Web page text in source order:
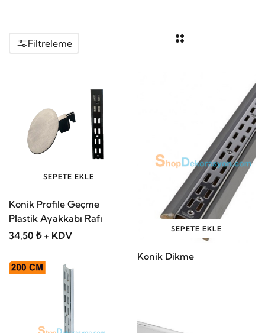
Filtreleme
SEPETE EKLE
Konik Profile Geçme
Plastik Ayakkabı Rafı
34,50 ₺ + KDV
SEPETE EKLE
Konik Dikme